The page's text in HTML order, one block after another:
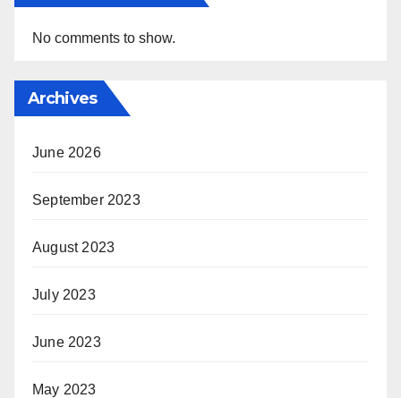
No comments to show.
Archives
June 2026
September 2023
August 2023
July 2023
June 2023
May 2023